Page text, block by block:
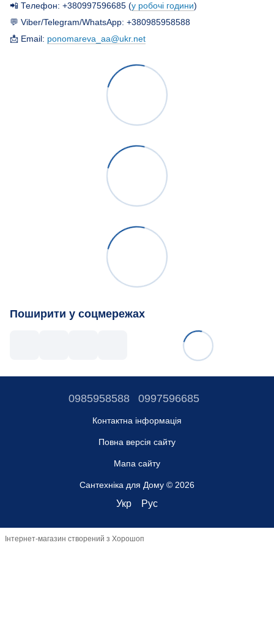
📲 Телефон: +380997596685 (у робочі години)
💬 Viber/Telegram/WhatsApp: +380985958588
📩 Email: ponomareva_aa@ukr.net
Поширити у соцмережах
0985958588 0997596685
Контактна інформація
Повна версія сайту
Мапа сайту
Сантехніка для Дому © 2026
Укр Рус
Інтернет-магазин створений з Хорошоп